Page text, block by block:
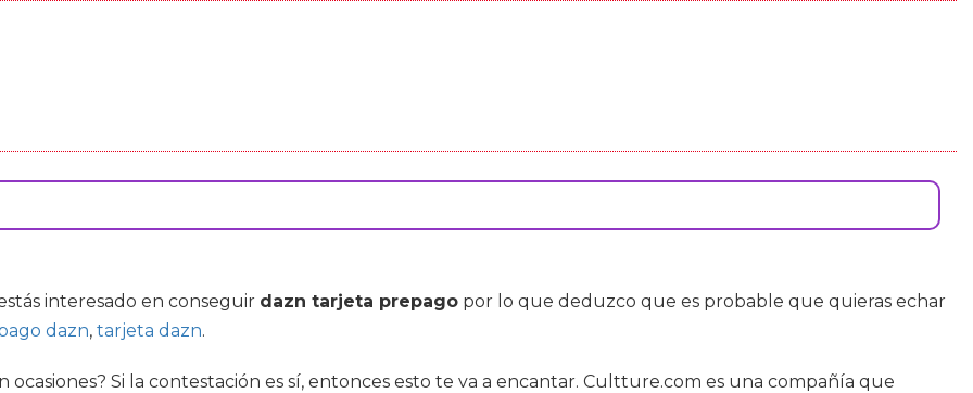
interesado en conseguir dazn tarjeta prepago por lo que deduzco que es probable que quieras echar
dazn, tarjeta dazn.
Si la contestación es sí, entonces esto te va a encantar. Cultture.com es una compañía que